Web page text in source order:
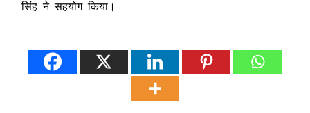
सिंह ने सहयोग किया।